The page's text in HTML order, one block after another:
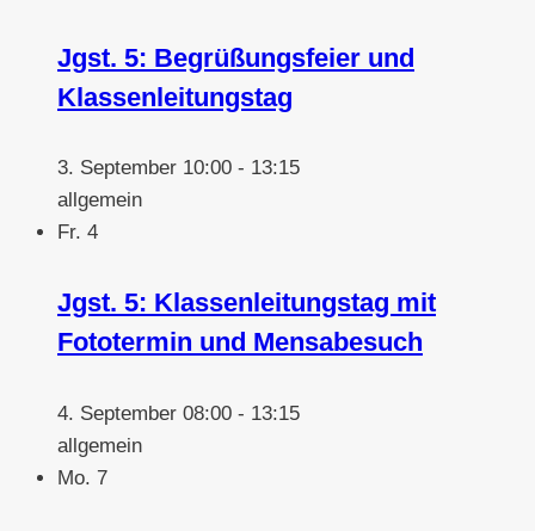
Jgst. 5: Begrüßungsfeier und
Klassenleitungstag
3. September 10:00 - 13:15
allgemein
Fr. 4
Jgst. 5: Klassenleitungstag mit
Fototermin und Mensabesuch
4. September 08:00 - 13:15
allgemein
Mo. 7